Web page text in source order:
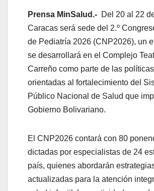
Prensa MinSalud.- Del 20 al 22
Caracas será sede del 2.º
de Pediatría 2026 (CNP2026), un
se desarrollará en el Complejo
Carreño como parte de las
orientadas al fortalecimiento del
Público Nacional de Salud que
Gobierno Bolivariano.
El CNP2026 contará con 80
dictadas por especialistas de 24
país, quienes abordarán
actualizadas para la atención